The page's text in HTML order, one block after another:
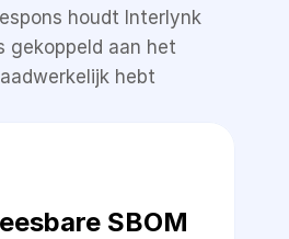
houdt Interlynk
gekoppeld aan het
hebt
SBOM